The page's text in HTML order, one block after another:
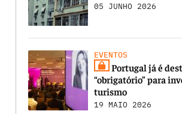
05 JUNHO 2026
EVENTOS
Portugal já é
“obrigatório” para
turismo
19 MAIO 2026